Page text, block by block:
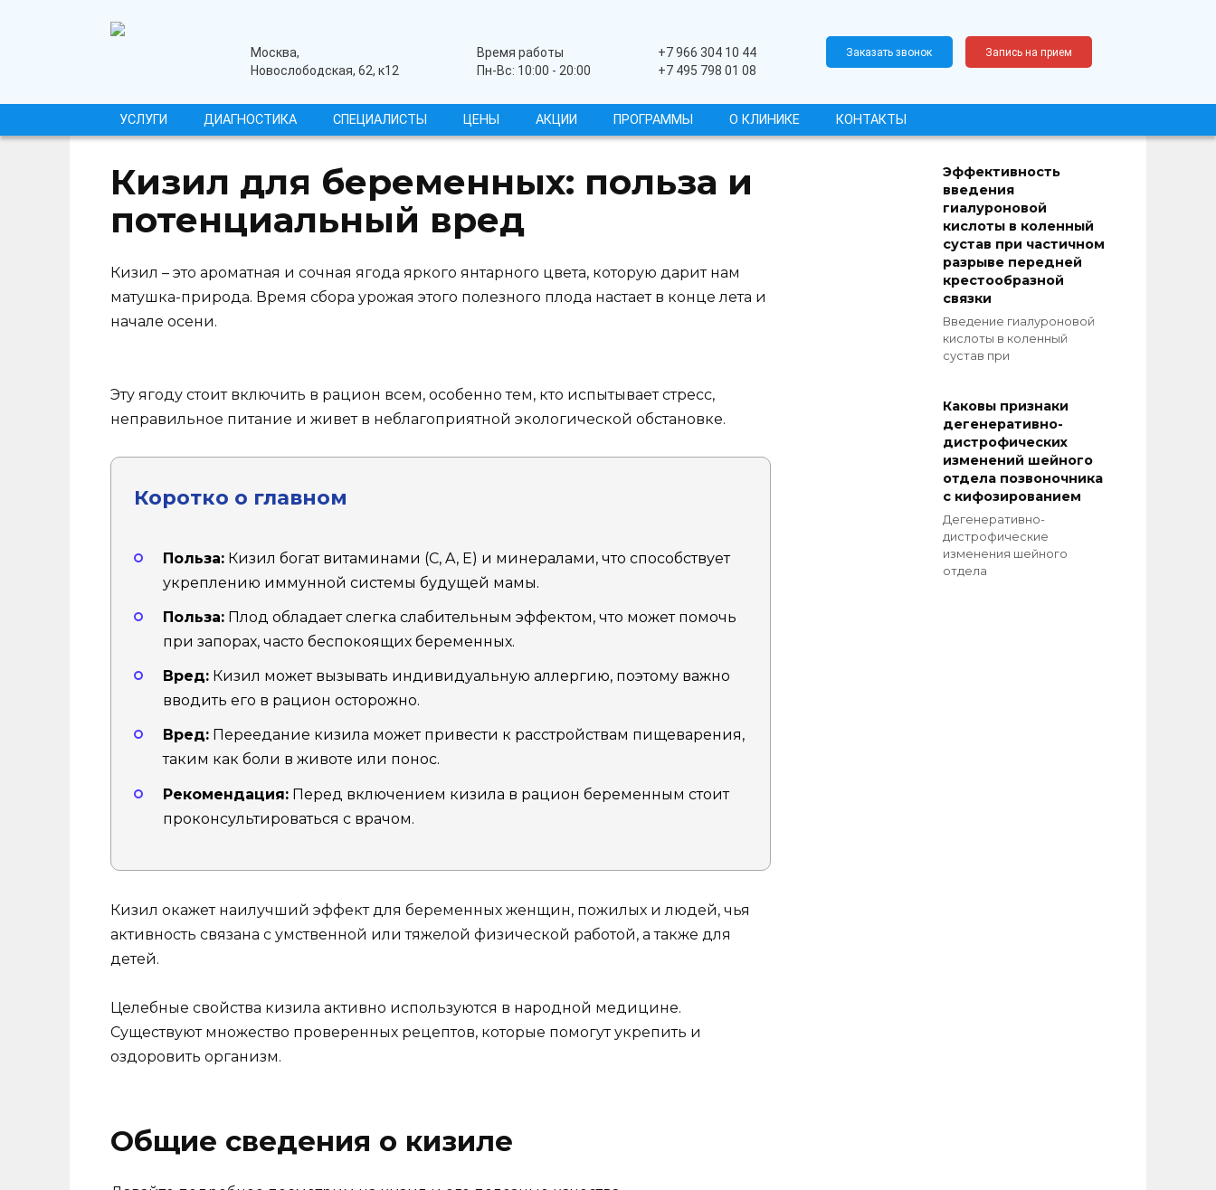
медицинский центрМосква,
Новослободская, 62, к12
Время работы
Пн-Вс: 10:00 - 20:00
+7 966 304 10 44
+7 495 798 01 08
Заказать звонок Запись на прием
УСЛУГИ ДИАГНОСТИКА СПЕЦИАЛИСТЫ ЦЕНЫ АКЦИИ ПРОГРАММЫ О КЛИНИКЕ КОНТАКТЫ
Кизил для беременных: польза и
потенциальный вред
Кизил – это ароматная и сочная ягода яркого янтарного цвета, которую дарит нам
матушка-природа. Время сбора урожая этого полезного плода настает в конце лета и
начале осени.
Эту ягоду стоит включить в рацион всем, особенно тем, кто испытывает стресс,
неправильное питание и живет в неблагоприятной экологической обстановке.
Коротко о главном
Польза: Кизил богат витаминами (C, A, E) и минералами, что способствует
укреплению иммунной системы будущей мамы.
Польза: Плод обладает слегка слабительным эффектом, что может помочь
при запорах, часто беспокоящих беременных.
Вред: Кизил может вызывать индивидуальную аллергию, поэтому важно
вводить его в рацион осторожно.
Вред: Переедание кизила может привести к расстройствам пищеварения,
таким как боли в животе или понос.
Рекомендация: Перед включением кизила в рацион беременным стоит
проконсультироваться с врачом.
Кизил окажет наилучший эффект для беременных женщин, пожилых и людей, чья
активность связана с умственной или тяжелой физической работой, а также для
детей.
Целебные свойства кизила активно используются в народной медицине.
Существуют множество проверенных рецептов, которые помогут укрепить и
оздоровить организм.
Общие сведения о кизиле
Эффективность
введения
гиалуроновой
кислоты в коленный
сустав при частичном
разрыве передней
крестообразной
связки
Введение гиалуроновой
кислоты в коленный
сустав при
Каковы признаки
дегенеративно-
дистрофических
изменений шейного
отдела позвоночника
с кифозированием
Дегенеративно-
дистрофические
изменения шейного
отдела